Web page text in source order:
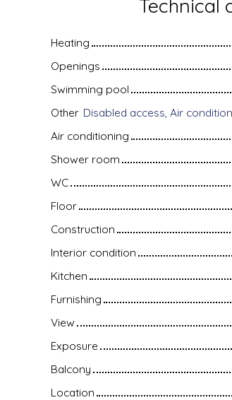
Technical
Heating
Openings
Swimming pool
Other
Air conditioning
Shower room
WC
Floor
Construction
Interior condition
Kitchen
Furnishing
View
Exposure
Balcony
Location